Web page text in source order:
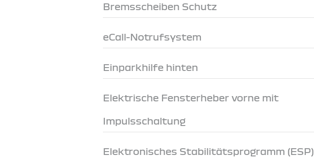
Bremsscheiben Schutz
eCall-Notrufsystem
Einparkhilfe hinten
Elektrische Fensterheber vorne mit
Impulsschaltung
Elektronisches Stabilitätsprogramm (ESP)